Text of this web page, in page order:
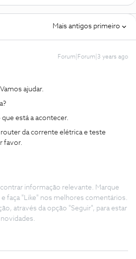
Mais antigos primeiro
Forum|Forum|3 years ago
ajudar.
está a acontecer.
da corrente elétrica e teste
favor.
informação relevante. Marque
faça "Like" nos melhores comentários.
através da opção "Seguir", para estar